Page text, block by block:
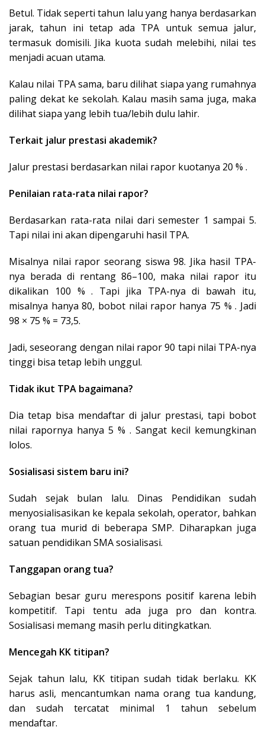
Betul. Tidak seperti tahun lalu yang hanya berdasarkan
jarak, tahun ini tetap ada TPA untuk semua jalur,
termasuk domisili. Jika kuota sudah melebihi, nilai tes
menjadi acuan utama.
Kalau nilai TPA sama, baru dilihat siapa yang rumahnya
paling dekat ke sekolah. Kalau masih sama juga, maka
dilihat siapa yang lebih tua/lebih dulu lahir.
Terkait jalur prestasi akademik?
Jalur prestasi berdasarkan nilai rapor kuotanya 20 % .
Penilaian rata-rata nilai rapor?
Berdasarkan rata-rata nilai dari semester 1 sampai 5.
Tapi nilai ini akan dipengaruhi hasil TPA.
Misalnya nilai rapor seorang siswa 98. Jika hasil TPA-
nya berada di rentang 86–100, maka nilai rapor itu
dikalikan 100 % . Tapi jika TPA-nya di bawah itu,
misalnya hanya 80, bobot nilai rapor hanya 75 % . Jadi
98 × 75 % = 73,5.
Jadi, seseorang dengan nilai rapor 90 tapi nilai TPA-nya
tinggi bisa tetap lebih unggul.
Tidak ikut TPA bagaimana?
Dia tetap bisa mendaftar di jalur prestasi, tapi bobot
nilai rapornya hanya 5 % . Sangat kecil kemungkinan
lolos.
Sosialisasi sistem baru ini?
Sudah sejak bulan lalu. Dinas Pendidikan sudah
menyosialisasikan ke kepala sekolah, operator, bahkan
orang tua murid di beberapa SMP. Diharapkan juga
satuan pendidikan SMA sosialisasi.
Tanggapan orang tua?
Sebagian besar guru merespons positif karena lebih
kompetitif. Tapi tentu ada juga pro dan kontra.
Sosialisasi memang masih perlu ditingkatkan.
Mencegah KK titipan?
Sejak tahun lalu, KK titipan sudah tidak berlaku. KK
harus asli, mencantumkan nama orang tua kandung,
dan sudah tercatat minimal 1 tahun sebelum
mendaftar.